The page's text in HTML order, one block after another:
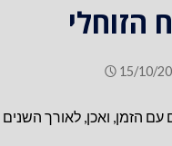
הזוחלי
15/10/
הזמן, ואכן, לאורך